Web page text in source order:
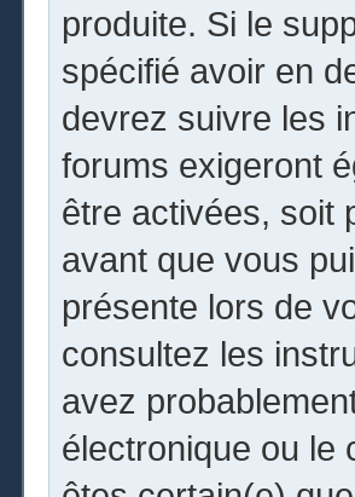
produite. Si le
spécifié avoir en
devrez suivre les
forums exigeront
être activées, soit
avant que vous
présente lors de
consultez les
avez
électronique ou le